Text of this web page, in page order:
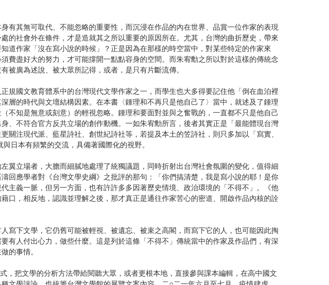
有其無可取代、不能忽略的重要性，而沉浸在作品的內在世界、品賞一位作家的表現
的社會外在條件，才是造就其之所以重要的原因所在。尤其，台灣的曲折歷史，帶來
道作家「沒在寫小說的時候」？正是因為在那樣的時空當中，對某些特定的作家來
費盡好大的努力，才可能撐開一點點容身的空間。而朱宥勳之所以對於這樣的傳統念
被廣為述說、被大眾所記得，或者，是只有片斷流傳。
規國文教育體系中的台灣現代文學作家之一，而學生也大多得要記住他「倒在血泊裡
層的時代與文壇結構因素。在本書〈鍾理和不再只是他自己了〉當中，就述及了鍾理
不知是無意或刻意）的輕視忽略。鍾理和要面對並與之奮戰的，一直都不只是他自己
、不符合官方反共立場的創作動機。一如朱宥勳所言，後者其實正是「最能體現台灣
注現代派、藍星詩社、創世紀詩社等，若提及本土的笠詩社，則只多加以「寫實、
日本有頻繁的交流，具備著國際化的視野。
翼立場者，大膽而細膩地處理了統獨議題，同時折射出台灣社會氛圍的變化，值得細
回應學者對《台灣文學史綱》之批評的那句：「你們搞清楚，我是寫小說的耶！是你
義一脈，但另一方面，也有許許多多因著歷史情境、政治環境的「不得不」。《他
口，相反地，認識並理解之後，那才真正是通往作家苦心的密道、開啟作品內核的詮
寫下文學，它仍舊可能被輕視、被遺忘、被束之高閣，而寫下它的人，也可能因此掏
有人付出心力，做些什麼。這是列於這條「不得不」傳統當中的作家及作品們，有深
的事情。
，把文學的分析方法帶給閱聽大眾，或者更根本地，直接參與課本編輯，在高中國文